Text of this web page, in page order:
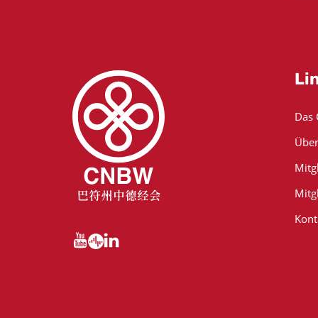
Das